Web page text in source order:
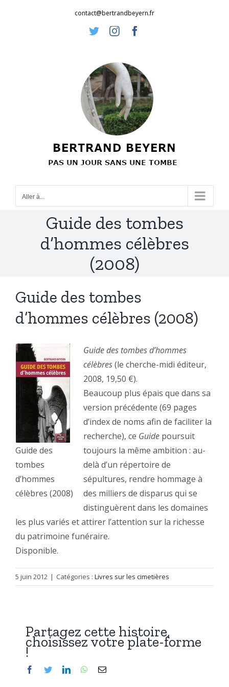
contact@bertrandbeyern.fr
TwitterInstagram
Aller à...
Guide des tombes
d’hommes célèbres
(2008)
Guide des tombes
d’hommes célèbres (2008)
Guide des
tombes
d’hommes
célèbres (2008)
Guide des tombes d’hommes
célèbres(le cherche-midi éditeur,
2008, 19,50 €).
Beaucoup plus épais que dans sa
version précédente (69 pages
d’index de noms afin de faciliter la
recherche), ce Guide poursuit
toujours la même ambition : au-
delà d’un répertoire de
sépultures, rendre hommage à
des milliers de disparus qui se
distinguèrent dans les domaines
les plus variés et attirer l’attention sur la richesse
du patrimoine funéraire.
Disponible.
5 juin 2012 | Catégories : Livres sur les cimetières
Partagez cette histoire,
choisissez votre plate-forme
!
Facebook
TwitterLinkedInWhatsApp
Email